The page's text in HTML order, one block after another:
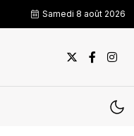
Samedi 8 août 2026